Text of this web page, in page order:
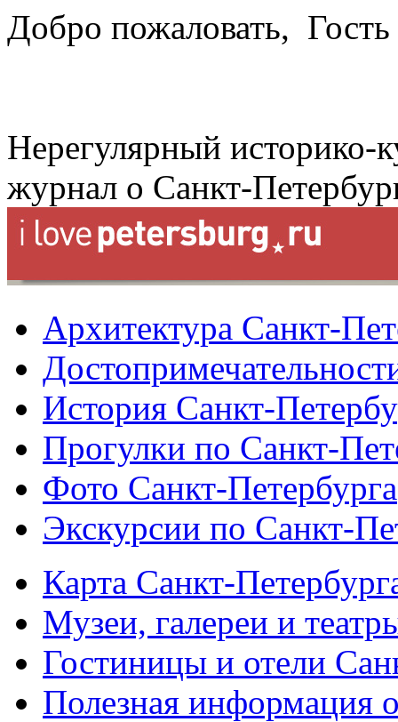
Добро пожаловать, Гость
Нерегулярный историко-
журнал о Санкт-
Архитектура Санкт-
История Санкт-
Прогулки по Санкт-
Фото Санкт-Петербурга
Экскурсии по Санкт-
Карта Санкт-
Музеи, галереи и
Гостиницы и отели
Полезная информация